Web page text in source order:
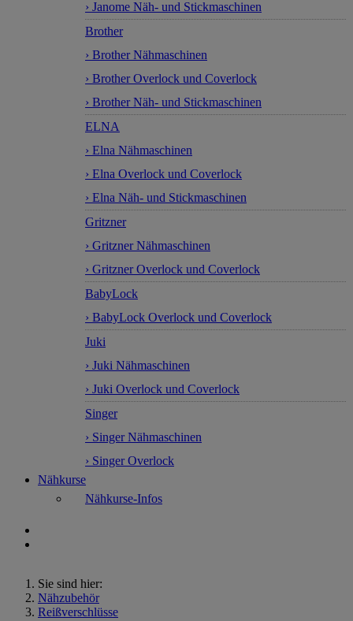
› Janome Näh- und Stickmaschinen
Brother
› Brother Nähmaschinen
› Brother Overlock und Coverlock
› Brother Näh- und Stickmaschinen
ELNA
› Elna Nähmaschinen
› Elna Overlock und Coverlock
› Elna Näh- und Stickmaschinen
Gritzner
› Gritzner Nähmaschinen
› Gritzner Overlock und Coverlock
BabyLock
› BabyLock Overlock und Coverlock
Juki
› Juki Nähmaschinen
› Juki Overlock und Coverlock
Singer
› Singer Nähmaschinen
› Singer Overlock
Nähkurse
Nähkurse-Infos
Sie sind hier:
Nähzubehör
Reißverschlüsse